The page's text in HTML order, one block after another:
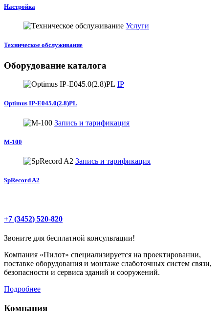
Настройка
Услуги
Техническое обслуживание
Оборудование каталога
IP
Optimus IP-E045.0(2.8)PL
Запись и тарификация
М-100
Запись и тарификация
SpRecord A2
+7 (3452) 520-820
Звоните для бесплатной консультации!
Компания «Пилот» специализируется на проектировании,
поставке оборудования и монтаже слаботочных систем связи,
безопасности и сервиса зданий и сооружений.
Подробнее
Компания